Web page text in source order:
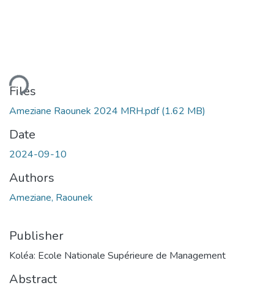
Files
Ameziane Raounek 2024 MRH.pdf(1.62 MB)
Date
2024-09-10
Authors
Ameziane, Raounek
Publisher
Koléa: Ecole Nationale Supérieure de Management
Abstract